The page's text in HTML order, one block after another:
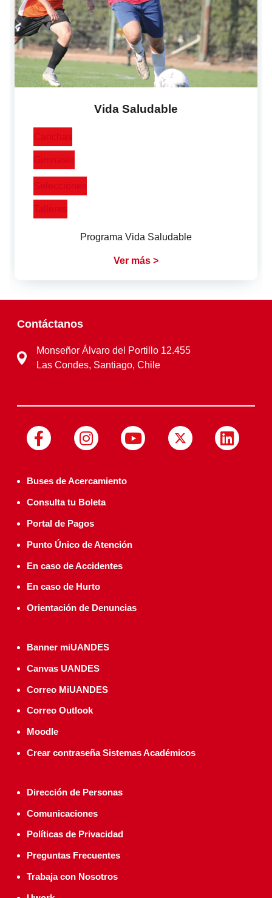
Vida Saludable
Programa Vida Saludable
Ver más >
Contáctanos
Monseñor Álvaro del Portillo 12.455
Las Condes, Santiago, Chile
Buses de Acercamiento
Consulta tu Boleta
Portal de Pagos
Punto Único de Atención
En caso de Accidentes
En caso de Hurto
Orientación de Denuncias
Banner miUANDES
Canvas UANDES
Correo MiUANDES
Correo Outlook
Moodle
Crear contraseña Sistemas Académicos
Dirección de Personas
Comunicaciones
Políticas de Privacidad
Preguntas Frecuentes
Trabaja con Nosotros